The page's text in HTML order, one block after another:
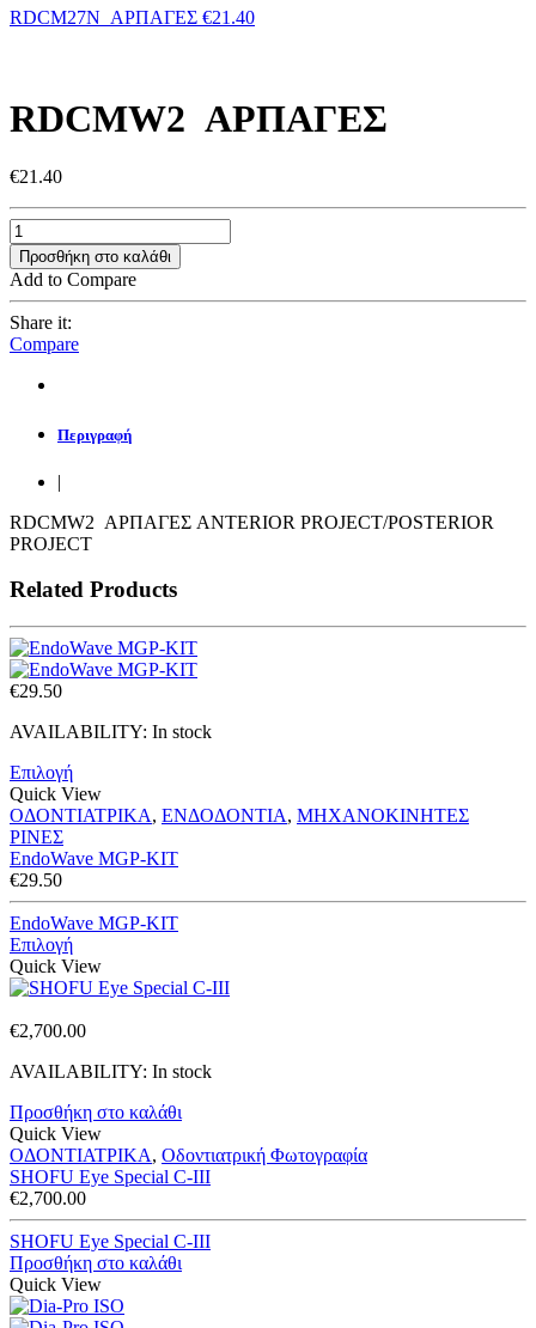
RDCM27N ΑΡΠΑΓΕΣ €21.40
RDCMW2 ΑΡΠΑΓΕΣ
€21.40
Προσθήκη στο καλάθι
Add to Compare
Share it:
Compare
Περιγραφή
|
RDCMW2 ΑΡΠΑΓΕΣ ANTERIOR PROJECT/POSTERIOR
PROJECT
Related Products
€29.50
AVAILABILITY: In stock
Επιλογή
Quick View
ΟΔΟΝΤΙΑΤΡΙΚΑ, ΕΝΔΟΔΟΝΤΙΑ, ΜΗΧΑΝΟΚΙΝΗΤΕΣ
ΡΙΝΕΣ
EndoWave MGP-KIT
€29.50
EndoWave MGP-KIT
Επιλογή
Quick View
€2,700.00
AVAILABILITY: In stock
Προσθήκη στο καλάθι
Quick View
ΟΔΟΝΤΙΑΤΡΙΚΑ, Οδοντιατρική Φωτογραφία
SHOFU Eye Special C-III
€2,700.00
SHOFU Eye Special C-III
Προσθήκη στο καλάθι
Quick View